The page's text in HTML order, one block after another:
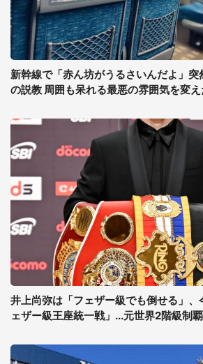
新幹線で「赤ん坊がうるさいんだよ」
の説教 周囲も呆れる最悪の雰囲気を変え
井上尚弥は「フェザー級でも倒せる」、
ェザー級王座統一戦」...元世界2階級制